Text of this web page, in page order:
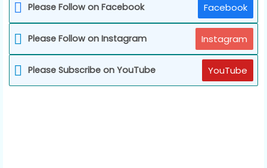
Please Follow on Facebook Facebook
Please Follow on Instagram Instagram
Please Subscribe on YouTube YouTube